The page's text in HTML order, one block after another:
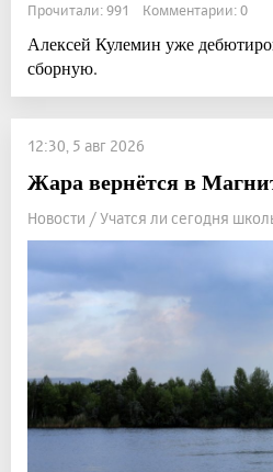
Прочитали: 991 Комментарии: 0
Алексей Кулемин уже
сборную.
12:30, 5 авг 2026
Жара вернётся в
Новости / Учатся ли сегодня